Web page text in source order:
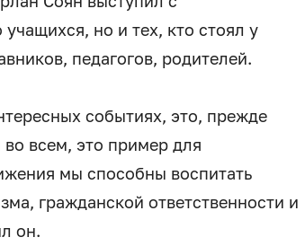
но и тех, кто стоял у
педагогов, родителей.
событиях, это, прежде
всем, это пример для
мы способны воспитать
гражданской ответственности и
он.